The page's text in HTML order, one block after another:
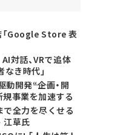
「Google Store 表
話、VRで追体
き時代」
開発――“企画・開
規事業を加速する
で全力を尽くせる
江草氏